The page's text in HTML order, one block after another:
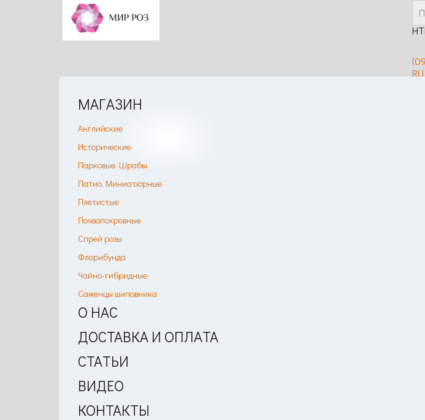
RU
МАГАЗИН
Английские
Исторические
Парковые. Шрабы
Патио. Миниатюрные
Плетистые
Почвопокровные
Спрей розы
Флорибунда
Чайно-гибридные
Саженцы шиповника
О НАС
ДОСТАВКА И ОПЛАТА
СТАТЬИ
ВИДЕО
КОНТАКТЫ